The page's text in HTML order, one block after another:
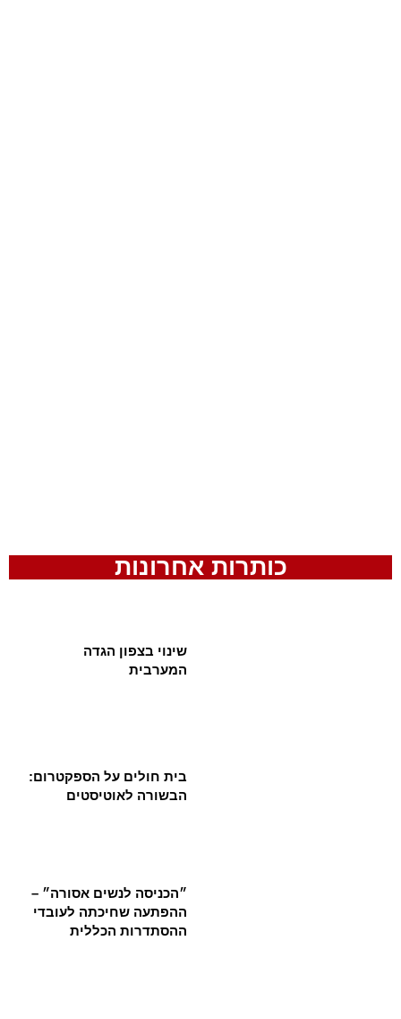
כותרות אחרונות
שינוי בצפון הגדה
המערבית
בית חולים על הספקטרום:
הבשורה לאוטיסטים
״הכניסה לנשים אסורה״ –
ההפתעה שחיכתה לעובדי
ההסתדרות הכללית